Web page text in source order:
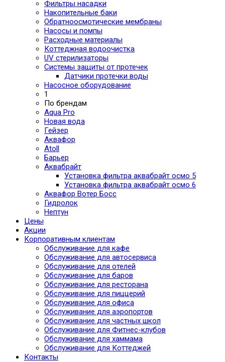
Фильтры насадки
Накопительные баки
Обратноосмотические мембраны
Насосы и помпы
Расходные материалы
Коттеджная водоочистка
UV стерилизаторы
Системы защиты от протечек
Датчики протечки воды
Насосное оборудование
1
По брендам
Aqua Pro
Новая вода
Гейзер
Аквафор
Atoll
Барьер
Аквабрайт
Установка фильтра аквабрайт осмо 5
Установка фильтра аквабрайт осмо 6
Аквафор Вотер Босс
Гидролок
Нептун
Цены
Акции
Корпоративным клиентам
Обслуживание для кафе
Обслуживание для автосервиса
Обслуживание для отелей
Обслуживание для баров
Обслуживание для ресторана
Обслуживание для пиццерий
Обслуживание для офиса
Обслуживание для аэропортов
Обслуживание для частных школ
Обслуживание для Фитнес-клубов
Обслуживание для хаммама
Обслуживание для Коттеджей
Контакты